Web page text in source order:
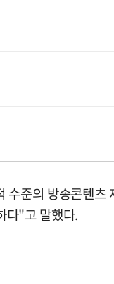
준의 방송콘텐
다"고 말했다.